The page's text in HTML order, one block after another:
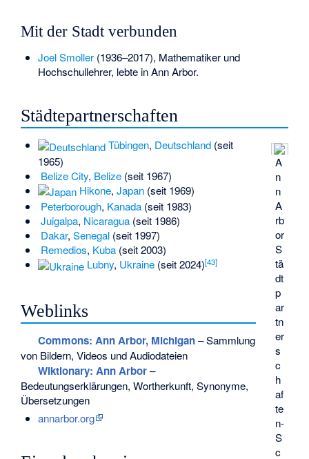
Mit der Stadt verbunden
Joel Smoller(1936–2017), Mathematiker und
Hochschullehrer, lebte in Ann Arbor.
Städtepartnerschaften
A
n
n
A
rb
or
S
tä
dt
p
ar
tn
er
s
c
h
af
te
n-
S
c
Tübingen, Deutschland(seit
1965)
Belize City, Belize(seit 1967)
Hikone, Japan(seit 1969)
Peterborough, Kanada(seit 1983)
Juigalpa, Nicaragua(seit 1986)
Dakar, Senegal(seit 1997)
Remedios, Kuba(seit 2003)
Lubny, Ukraine(seit 2024)[43]
Weblinks
Commons: Ann Arbor, Michigan– Sammlung
von Bildern, Videos und Audiodateien
Wiktionary: Ann Arbor–
Bedeutungserklärungen, Wortherkunft, Synonyme,
Übersetzungen
annarbor.org